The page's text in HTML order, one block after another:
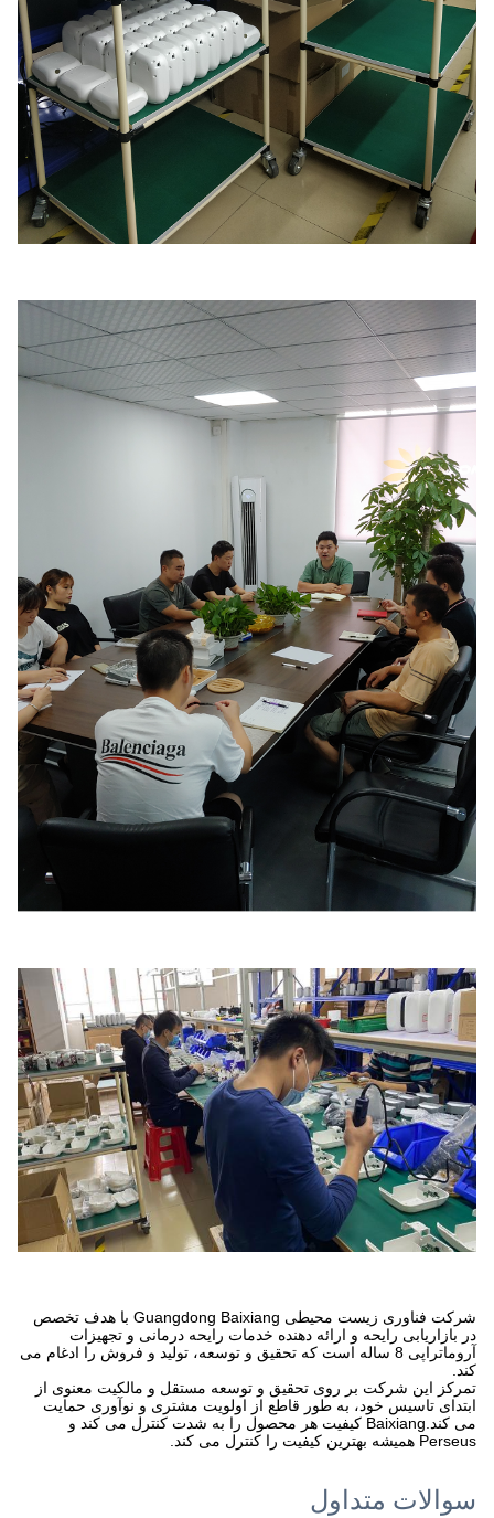
شرکت فناوری زیست محیطی Guangdong Baixiang با هدف تخصص
در بازاریابی رایحه و ارائه دهنده خدمات رایحه درمانی و تجهیزات
آروماتراپی 8 ساله است که تحقیق و توسعه، تولید و فروش را ادغام می
کند.
تمرکز این شرکت بر روی تحقیق و توسعه مستقل و مالکیت معنوی از
ابتدای تاسیس خود، به طور قاطع از اولویت مشتری و نوآوری حمایت
می کند.Baixiang کیفیت هر محصول را به شدت کنترل می کند و
Perseus همیشه بهترین کیفیت را کنترل می کند.
سوالات متداول